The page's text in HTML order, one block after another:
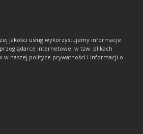
jakości usług wykorzystujemy informacje
internetowej w tzw. plikach
w naszej polityce prywatności i informacji o